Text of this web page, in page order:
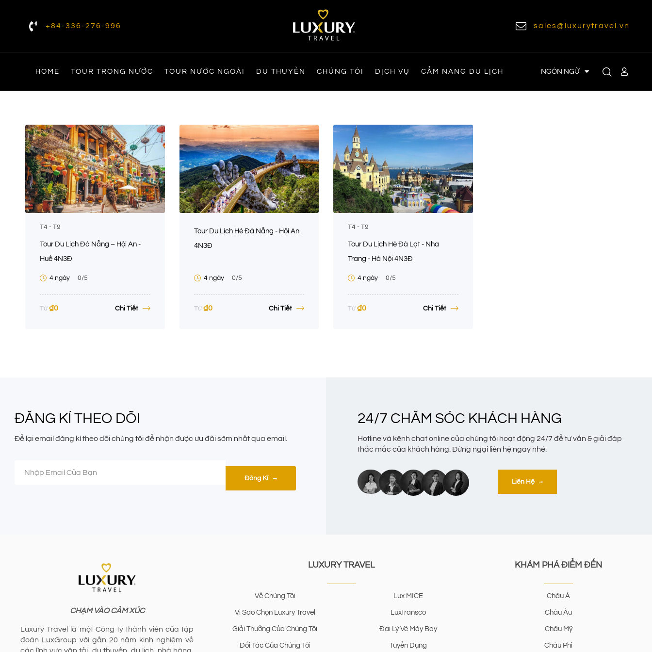
+84-336-276-996 sales@luxurytravel.vn
HOME TOUR TRONG NƯỚC TOUR NƯỚC NGOÀI DU THUYỀN CHÚNG TÔI DỊCH VỤ CẨM NANG DU LỊCH NGÔN NGỮ
T4 - T9
Tour Du Lịch Đà Nẵng – Hội An -
Huế 4N3Đ
4 ngày 0/5
Từ ₫0 Chi Tiết
Tour Du Lịch Hè Đà Nẵng - Hội An
4N3Đ
4 ngày 0/5
Từ ₫0 Chi Tiết
T4 - T9
Tour Du Lịch Hè Đà Lạt - Nha
Trang - Hà Nội 4N3Đ
4 ngày 0/5
Từ ₫0 Chi Tiết
ĐĂNG KÍ THEO DÕI
Để lại email đăng kí theo dõi chúng tôi để nhận được ưu đãi sớm nhất qua email.
Đăng Kí
24/7 CHĂM SÓC KHÁCH HÀNG
Hotline và kênh chat online của chúng tôi hoạt động 24/7 để tư vấn & giải đáp
thắc mắc của khách hàng. Đừng ngại liên hệ ngay nhé.
Liên Hệ
CHẠM VÀO CẢM XÚC
Luxury Travel là một Công ty thành viên của tập
đoàn LuxGroup với gần 20 năm kinh nghiệm về
LUXURY TRAVEL
Về Chúng Tôi
Vì Sao Chọn Luxury Travel
Giải Thưởng Của Chúng Tôi
Đối Tác Của Chúng Tôi
Lux MICE
Luxtransco
Đại Lý Vé Máy Bay
Tuyển Dụng
KHÁM PHÁ ĐIỂM ĐẾN
Châu Á
Châu Âu
Châu Mỹ
Châu Phi